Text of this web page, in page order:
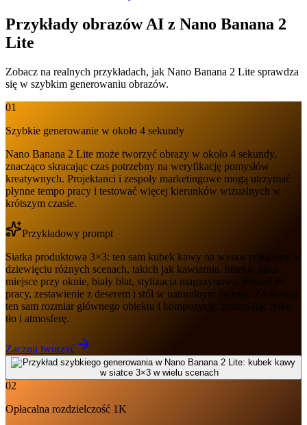
Przykłady obrazów AI z Nano Banana 2
Lite
Zobacz na realnych przykładach, jak Nano Banana 2 Lite sprawdza
się w szybkim generowaniu obrazów.
01
Szybkie generowanie w około 4 sekundy
Nano Banana 2 Lite może tworzyć obrazy w około 4 sekundy,
znacząco skracając czas potrzebny na weryfikację pomysłów
kreatywnych. Projektanci i zespoły marketingowe mogą utrzymać
płynne tempo pracy i testować więcej kierunków wizualnych w
krótszym czasie.
Przykładowy prompt
Siatka produktowa 3×3: ten sam kubek kawy na wynos pokazany w
dziewięciu różnych scenach, takich jak kawiarnia, biurko, ulica,
miejsce przy oknie, biały blat, stylizacja magazynowa, dojazd do
pracy, zestawienie z deserem i stół w naturalnym świetle. Zachowaj
ten sam rozmiar głównego obiektu i kompozycję, zmieniając tylko
tło i atmosferę.
Zacznij tworzyć
02
Opłacalna rozdzielczość 1K